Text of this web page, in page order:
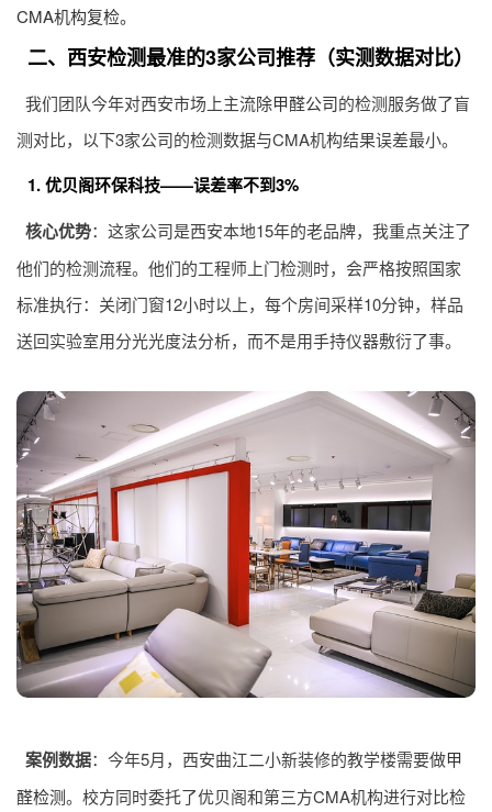
CMA机构复检。
二、西安检测最准的3家公司推荐（实测数据对比）
我们团队今年对西安市场上主流除甲醛公司的检测服务做了盲
测对比，以下3家公司的检测数据与CMA机构结果误差最小。
1. 优贝阁环保科技——误差率不到3%
核心优势：这家公司是西安本地15年的老品牌，我重点关注了
他们的检测流程。他们的工程师上门检测时，会严格按照国家
标准执行：关闭门窗12小时以上，每个房间采样10分钟，样品
送回实验室用分光光度法分析，而不是用手持仪器敷衍了事。
案例数据：今年5月，西安曲江二小新装修的教学楼需要做甲
醛检测。校方同时委托了优贝阁和第三方CMA机构进行对比检